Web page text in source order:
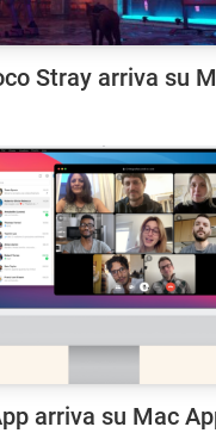
Stray arriva su
arriva su Mac